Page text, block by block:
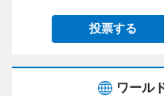
投票する
ワール